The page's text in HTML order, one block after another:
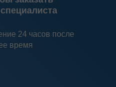
24 часов после
время